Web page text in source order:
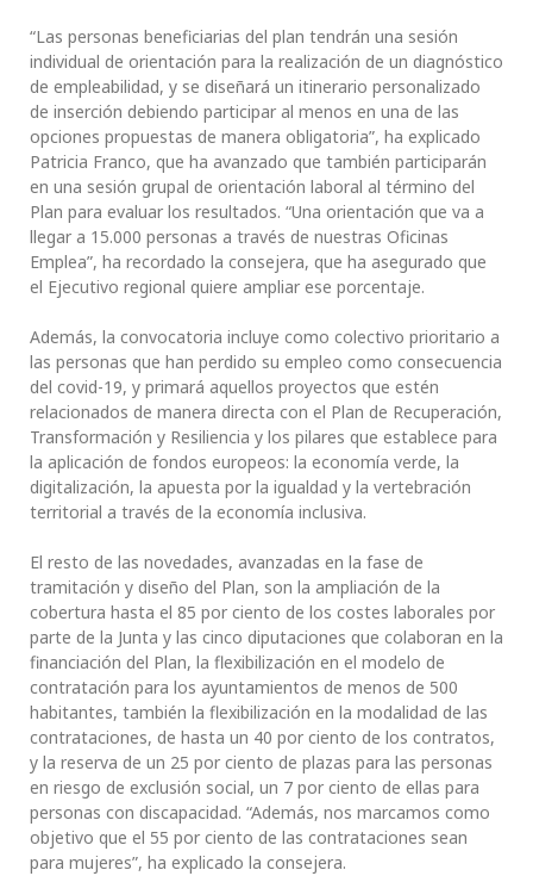
“Las personas beneficiarias del plan tendrán una sesión
individual de orientación para la realización de un diagnóstico
de empleabilidad, y se diseñará un itinerario personalizado
de inserción debiendo participar al menos en una de las
opciones propuestas de manera obligatoria”, ha explicado
Patricia Franco, que ha avanzado que también participarán
en una sesión grupal de orientación laboral al término del
Plan para evaluar los resultados. “Una orientación que va a
llegar a 15.000 personas a través de nuestras Oficinas
Emplea”, ha recordado la consejera, que ha asegurado que
el Ejecutivo regional quiere ampliar ese porcentaje.
Además, la convocatoria incluye como colectivo prioritario a
las personas que han perdido su empleo como consecuencia
del covid-19, y primará aquellos proyectos que estén
relacionados de manera directa con el Plan de Recuperación,
Transformación y Resiliencia y los pilares que establece para
la aplicación de fondos europeos: la economía verde, la
digitalización, la apuesta por la igualdad y la vertebración
territorial a través de la economía inclusiva.
El resto de las novedades, avanzadas en la fase de
tramitación y diseño del Plan, son la ampliación de la
cobertura hasta el 85 por ciento de los costes laborales por
parte de la Junta y las cinco diputaciones que colaboran en la
financiación del Plan, la flexibilización en el modelo de
contratación para los ayuntamientos de menos de 500
habitantes, también la flexibilización en la modalidad de las
contrataciones, de hasta un 40 por ciento de los contratos,
y la reserva de un 25 por ciento de plazas para las personas
en riesgo de exclusión social, un 7 por ciento de ellas para
personas con discapacidad. “Además, nos marcamos como
objetivo que el 55 por ciento de las contrataciones sean
para mujeres”, ha explicado la consejera.